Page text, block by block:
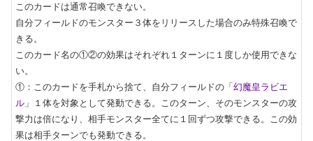
このカードは通常召喚できない。
自分フィールドのモンスター３体をリリースした場合のみ特殊召喚で
きる。
このカード名の①②の効果はそれぞれ１ターンに１度しか使用できな
い。
①：このカードを手札から捨て、自分フィールドの「 幻魔皇ラビエ
ル 」１体を対象として発動できる。このターン、そのモンスターの攻
撃力は倍になり、相手モンスター全てに１回ずつ攻撃できる。この効
果は相手ターンでも発動できる。